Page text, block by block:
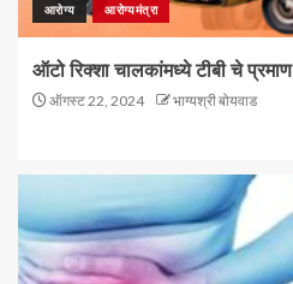
आरोग्य आरोग्यमंत्रा
ऑटो रिक्शा चालकांमध्ये टीबी चे प्रमाण
ऑगस्ट 22, 2024 भाग्यश्री बोयवाड